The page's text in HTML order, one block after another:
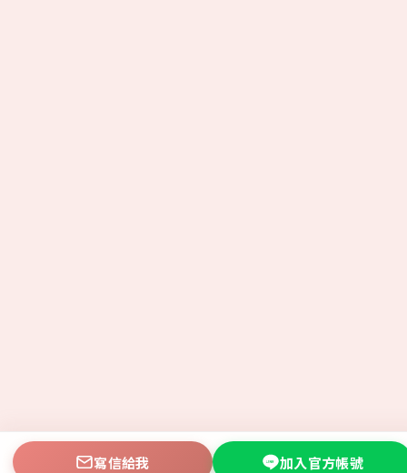
寫信給我 加入官方帳號